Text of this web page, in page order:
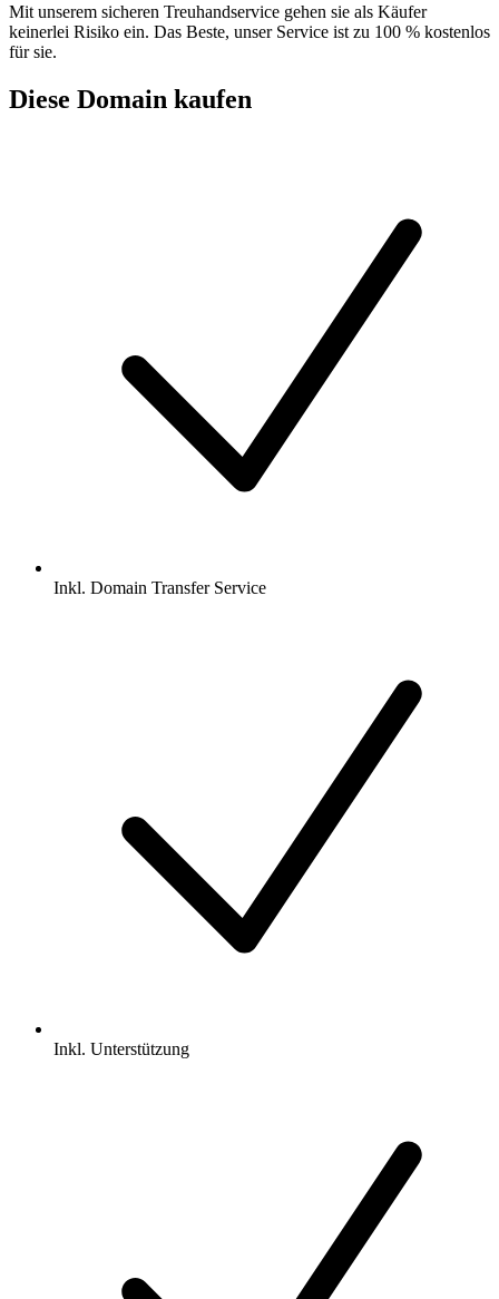
Mit unserem sicheren Treuhandservice gehen sie als Käufer
keinerlei Risiko ein. Das Beste, unser Service ist zu 100 % kostenlos
für sie.
Diese Domain kaufen
Inkl. Domain Transfer Service
Inkl. Unterstützung